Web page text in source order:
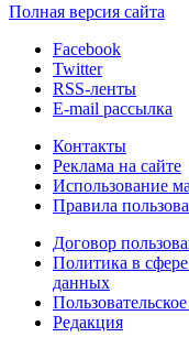
Полная версия сайта
Facebook
Twitter
RSS-ленты
E-mail рассылка
Контакты
Реклама на сайте
Использование
Правила
Договор
Политика в
данных
Редакция